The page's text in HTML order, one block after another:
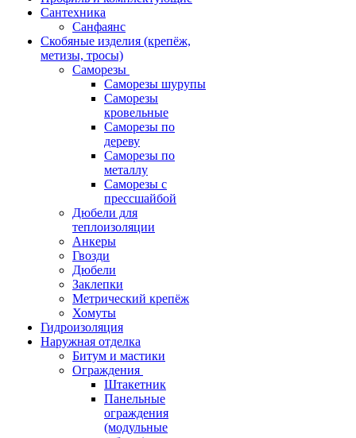
Сантехника
Санфаянс
Скобяные изделия (крепёж,
метизы, тросы)
Саморезы
Саморезы шурупы
Саморезы
кровельные
Саморезы по
дереву
Саморезы по
металлу
Саморезы с
прессшайбой
Дюбели для
теплоизоляции
Анкеры
Гвозди
Дюбели
Заклепки
Метрический крепёж
Хомуты
Гидроизоляция
Наружная отделка
Битум и мастики
Ограждения
Штакетник
Панельные
ограждения
(модульные